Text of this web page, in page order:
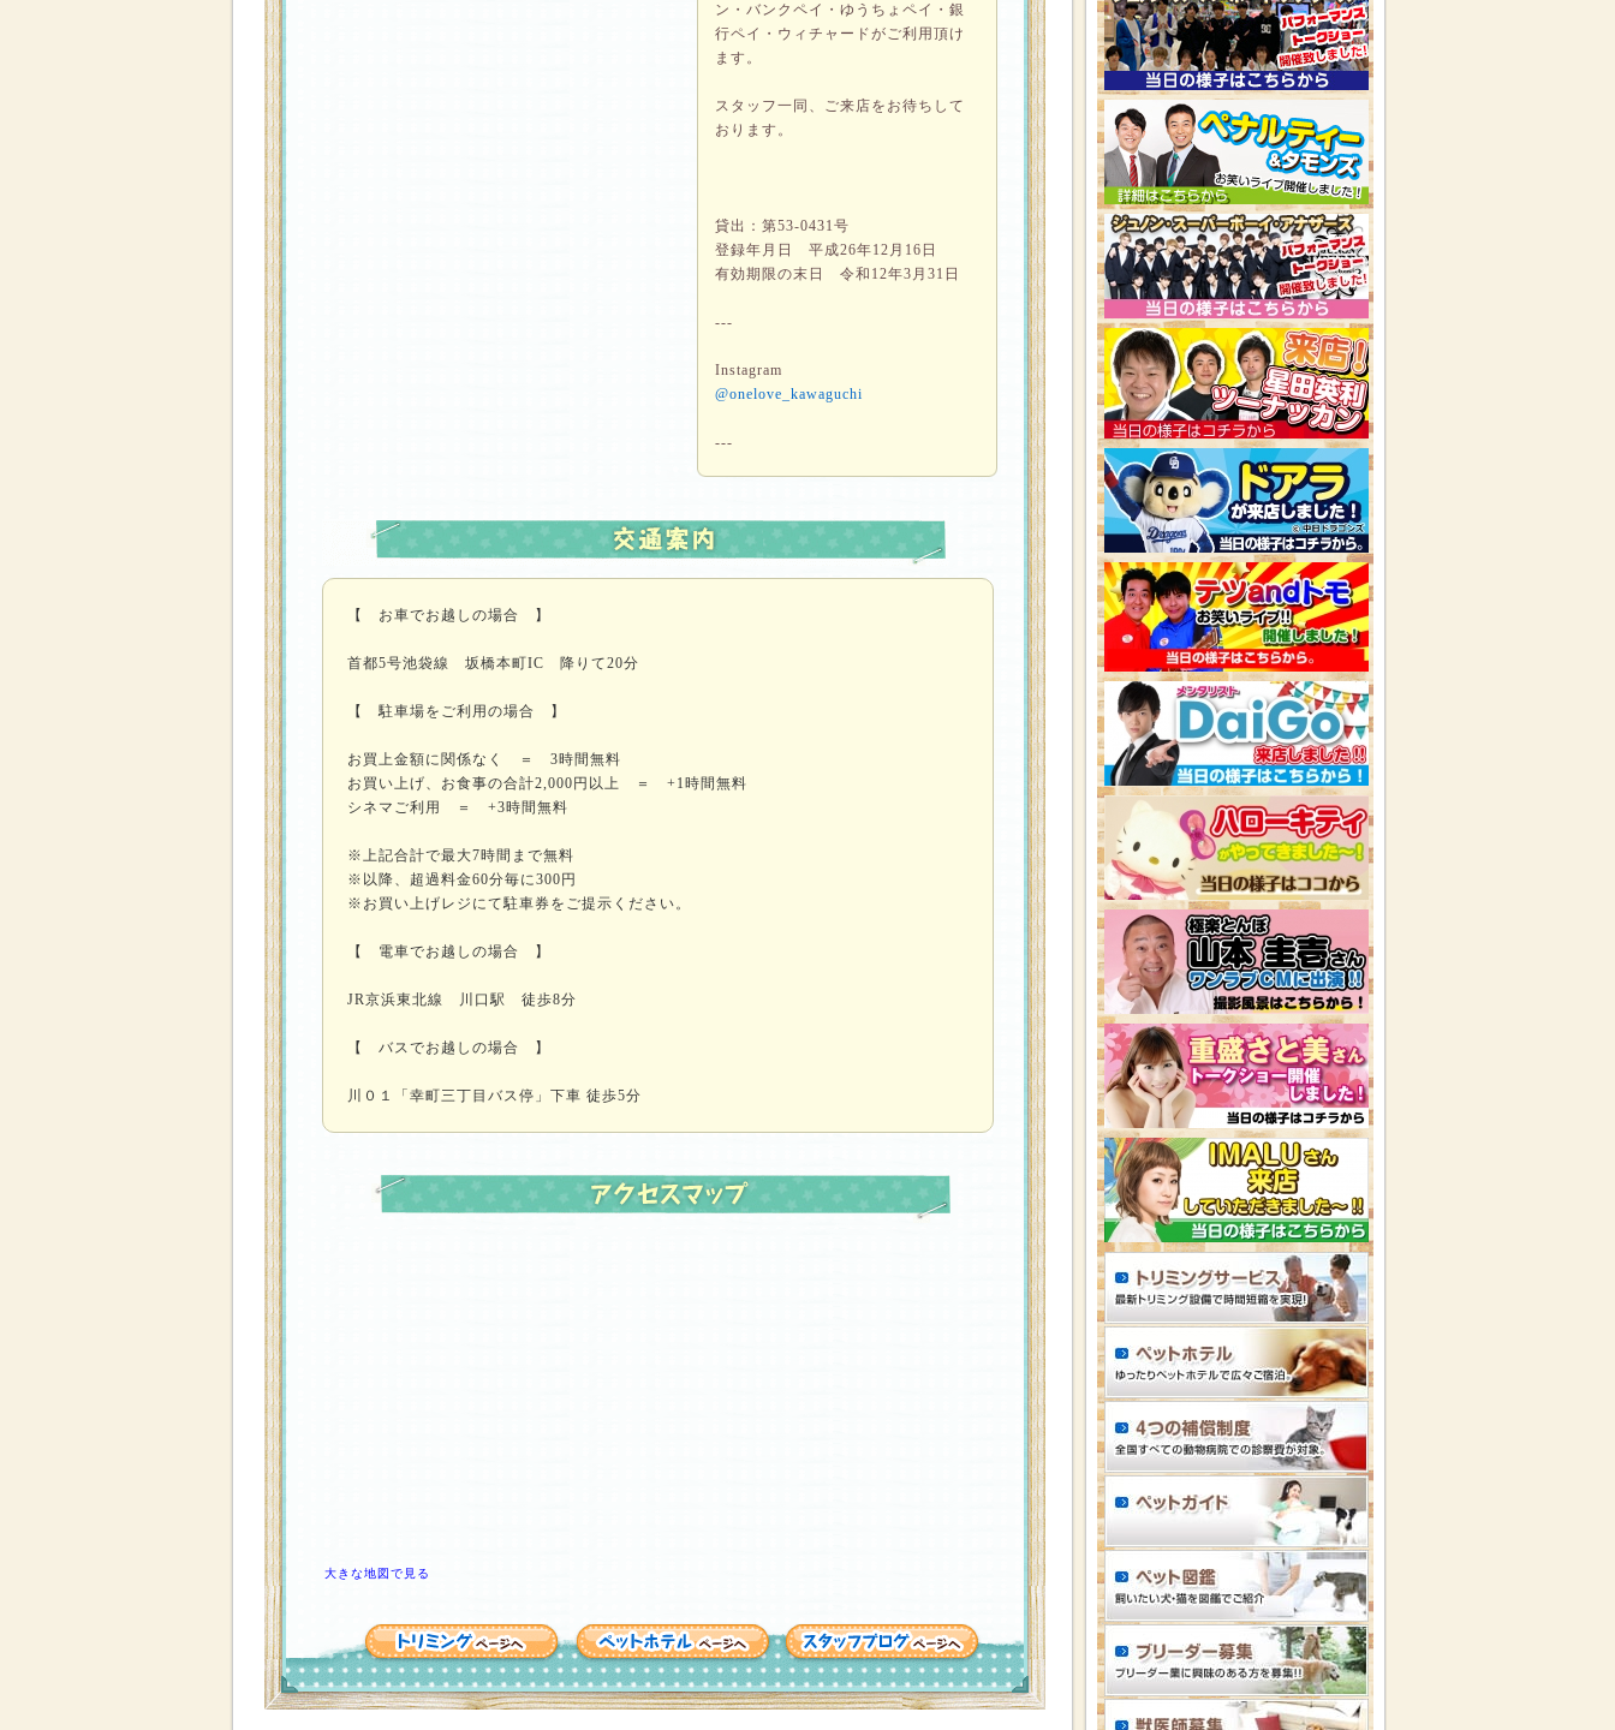
ン・バンクペイ・ゆうちょペイ・銀
行ペイ・ウィチャードがご利用頂け
ます。
スタッフ一同、ご来店をお待ちして
おります。
貸出：第53-0431号
登録年月日 平成26年12月16日
有効期限の末日 令和12年3月31日
---
Instagram
@onelove_kawaguchi
---
【 お車でお越しの場合 】
首都5号池袋線 坂橋本町IC 降りて20分
【 駐車場をご利用の場合 】
お買上金額に関係なく ＝ 3時間無料
お買い上げ、お食事の合計2,000円以上 ＝ +1時間無料
シネマご利用 ＝ +3時間無料
※上記合計で最大7時間まで無料
※以降、超過料金60分毎に300円
※お買い上げレジにて駐車券をご提示ください。
【 電車でお越しの場合 】
JR京浜東北線 川口駅 徒歩8分
【 バスでお越しの場合 】
川０１「幸町三丁目バス停」下車 徒歩5分
大きな地図で見る